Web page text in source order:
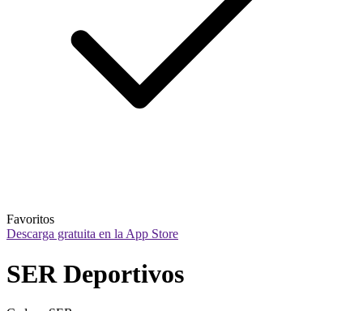
Favoritos
Descarga gratuita en la App Store
SER Deportivos